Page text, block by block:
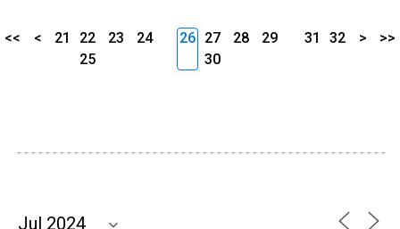
<< < 21 22 23
24
25
26 27 28
29
30
31 32 > >>